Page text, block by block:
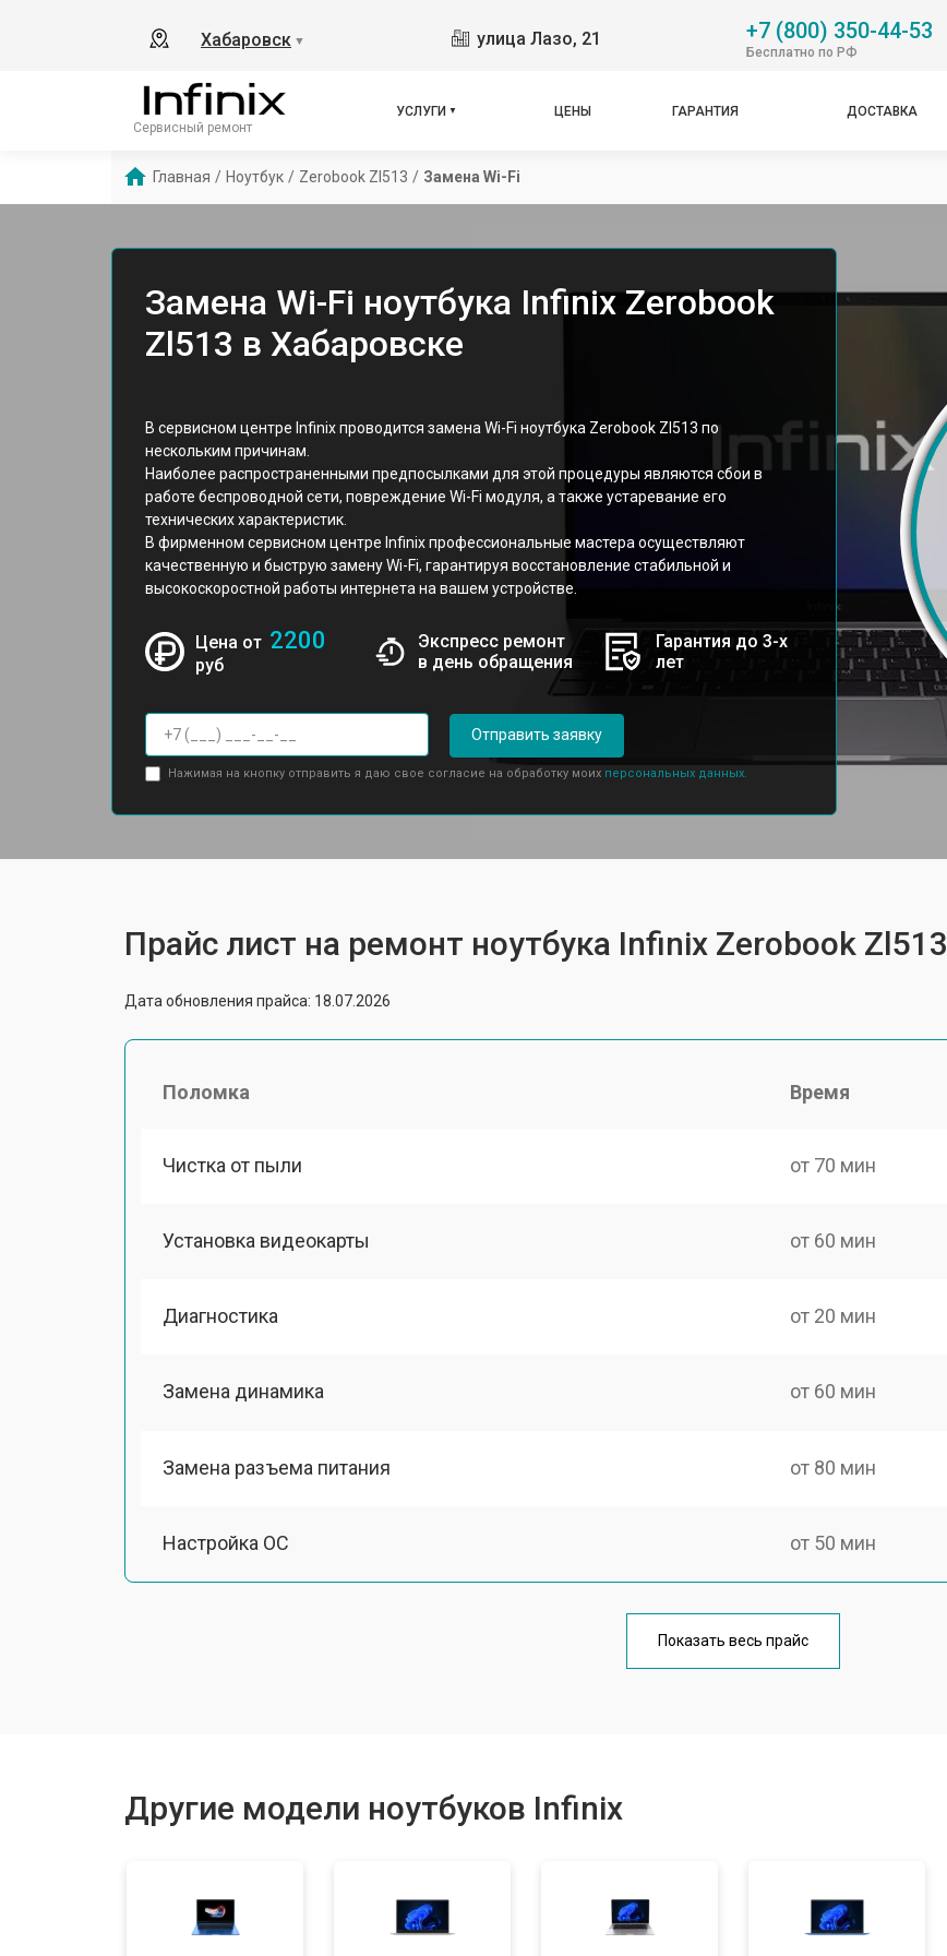
Хабаровск ▼ улица Лазо, 21 +7 (800) 350-44-53
Бесплатно по РФ
Сервисный ремонт
УСЛУГИ ЦЕНЫ ГАРАНТИЯ ДОСТАВКА
Главная / Ноутбук / Zerobook Zl513 / Замена Wi-Fi
Замена Wi-Fi ноутбука Infinix Zerobook
Zl513 в Хабаровске
В сервисном центре Infinix проводится замена Wi-Fi ноутбука Zerobook Zl513 по
нескольким причинам.
Наиболее распространенными предпосылками для этой процедуры являются сбои в
работе беспроводной сети, повреждение Wi-Fi модуля, а также устаревание его
технических характеристик.
В фирменном сервисном центре Infinix профессиональные мастера осуществляют
качественную и быструю замену Wi-Fi, гарантируя восстановление стабильной и
высокоскоростной работы интернета на вашем устройстве.
Цена от 2200
руб
Экспресс ремонт
в день обращения
Гарантия до 3-х
лет
Отправить заявку
Нажимая на кнопку отправить я даю свое согласие на обработку моих персональных данных.
Прайс лист на ремонт ноутбука Infinix Zerobook Zl513
Дата обновления прайса: 18.07.2026
Поломка Время
Чистка от пыли от 70 мин
Установка видеокарты от 60 мин
Диагностика от 20 мин
Замена динамика от 60 мин
Замена разъема питания от 80 мин
Настройка ОС от 50 мин
от 100 мин
Ремонт мультиконтроллера от 80 мин
Показать весь прайс
Другие модели ноутбуков Infinix